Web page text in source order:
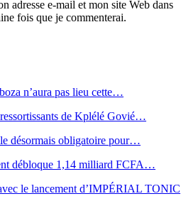
adresse e-mail et mon site Web dans
fois que je commenterai.
n’aura pas lieu cette…
de Kplélé Govié…
désormais obligatoire pour…
débloque 1,14 milliard FCFA…
le lancement d’IMPÉRIAL TONIC